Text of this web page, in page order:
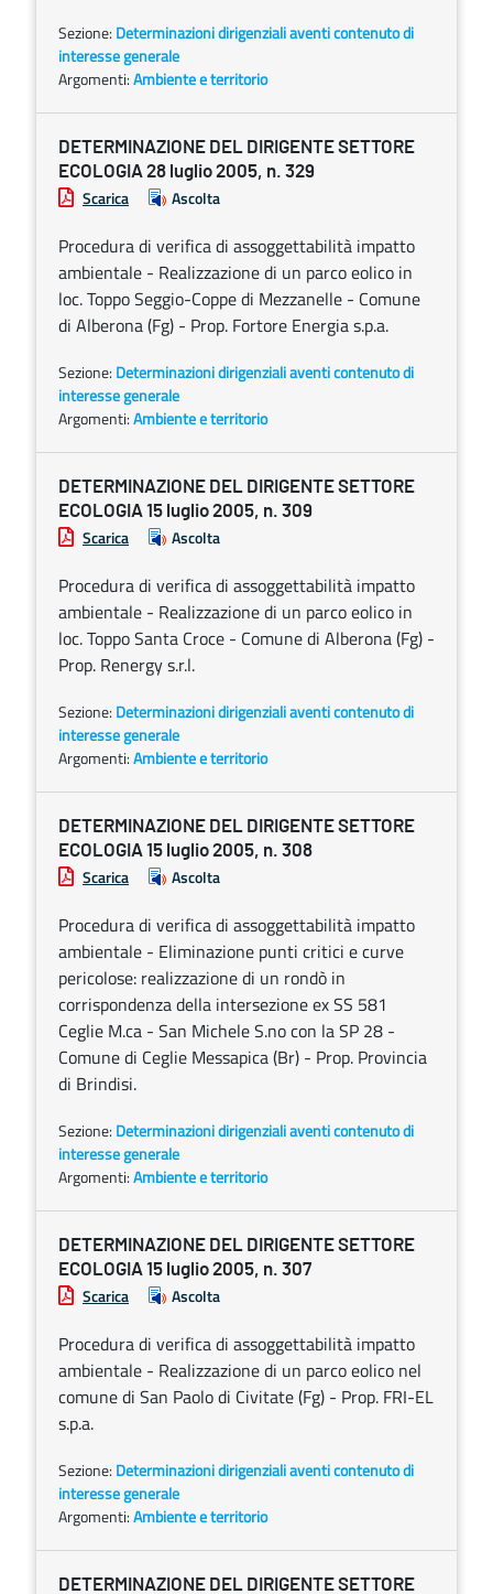
Sezione: Determinazioni dirigenziali aventi contenuto di
interesse generale
Argomenti:Ambiente e territorio
DETERMINAZIONE DEL DIRIGENTE SETTORE
ECOLOGIA 28 luglio 2005, n. 329
Scarica Ascolta
Procedura di verifica di assoggettabilità impatto
ambientale - Realizzazione di un parco eolico in
loc. Toppo Seggio-Coppe di Mezzanelle - Comune
di Alberona (Fg) - Prop. Fortore Energia s.p.a.
Sezione: Determinazioni dirigenziali aventi contenuto di
interesse generale
Argomenti:Ambiente e territorio
DETERMINAZIONE DEL DIRIGENTE SETTORE
ECOLOGIA 15 luglio 2005, n. 309
Scarica Ascolta
Procedura di verifica di assoggettabilità impatto
ambientale - Realizzazione di un parco eolico in
loc. Toppo Santa Croce - Comune di Alberona (Fg) -
Prop. Renergy s.r.l.
Sezione: Determinazioni dirigenziali aventi contenuto di
interesse generale
Argomenti:Ambiente e territorio
DETERMINAZIONE DEL DIRIGENTE SETTORE
ECOLOGIA 15 luglio 2005, n. 308
Scarica Ascolta
Procedura di verifica di assoggettabilità impatto
ambientale - Eliminazione punti critici e curve
pericolose: realizzazione di un rondò in
corrispondenza della intersezione ex SS 581
Ceglie M.ca - San Michele S.no con la SP 28 -
Comune di Ceglie Messapica (Br) - Prop. Provincia
di Brindisi.
Sezione: Determinazioni dirigenziali aventi contenuto di
interesse generale
Argomenti:Ambiente e territorio
DETERMINAZIONE DEL DIRIGENTE SETTORE
ECOLOGIA 15 luglio 2005, n. 307
Scarica Ascolta
Procedura di verifica di assoggettabilità impatto
ambientale - Realizzazione di un parco eolico nel
comune di San Paolo di Civitate (Fg) - Prop. FRI-EL
s.p.a.
Sezione: Determinazioni dirigenziali aventi contenuto di
interesse generale
Argomenti:Ambiente e territorio
DETERMINAZIONE DEL DIRIGENTE SETTORE